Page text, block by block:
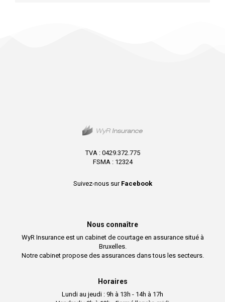
TVA : 0429.372.775
FSMA : 12324
Suivez-nous sur Facebook
Nous connaître
WyR Insurance est un cabinet de courtage en assurance situé à
Bruxelles.
Notre cabinet propose des assurances dans tous les secteurs.
Horaires
Lundi au jeudi : 9h à 13h - 14h à 17h